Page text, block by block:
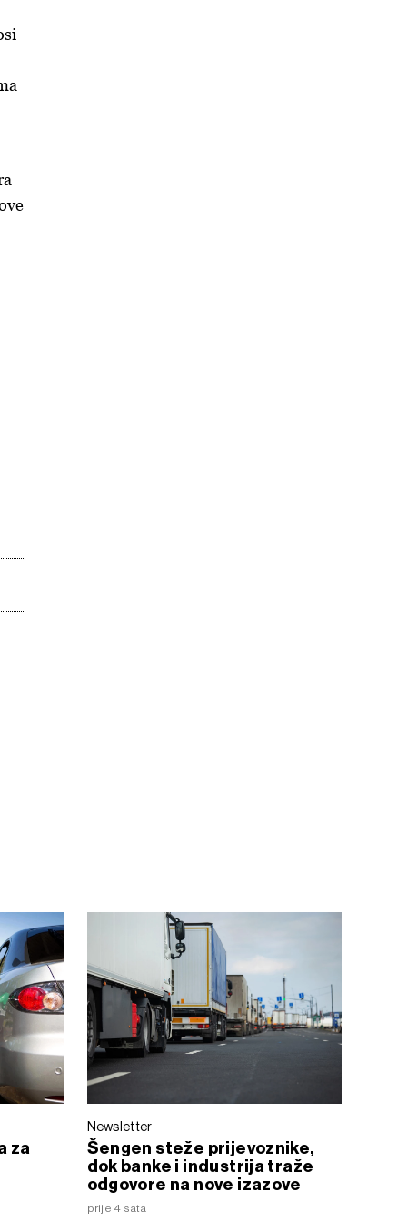
za
Newsletter
Šengen steže prijevoznike,
dok banke i industrija traže
odgovore na nove izazove
prije 4 sata